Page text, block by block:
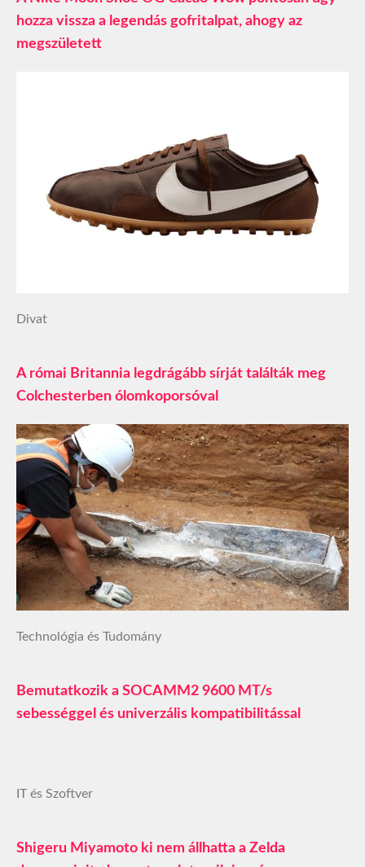
hozza vissza a legendás gofritalpat, ahogy az
megszületett
Divat
A római Britannia legdrágább sírját találták meg
Colchesterben ólomkoporsóval
Technológia és Tudomány
Bemutatkozik a SOCAMM2 9600 MT/s
sebességgel és univerzális kompatibilitással
IT és Szoftver
Shigeru Miyamoto ki nem állhatta a Zelda